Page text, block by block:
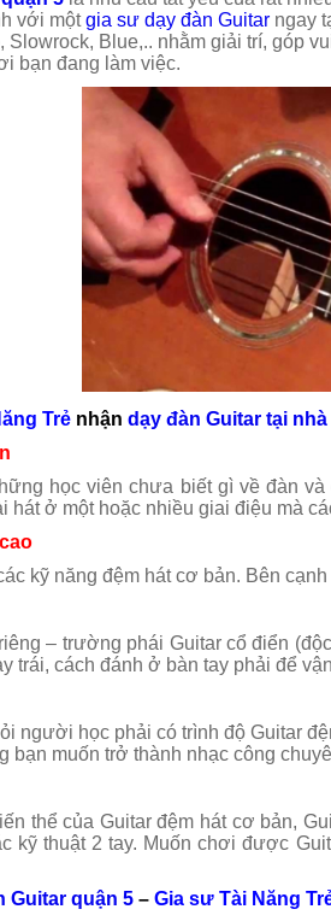
với mộtgia sư dạy đàn Guitarngay
Slowrock, Blue,.. nhằm giải trí, góp
bạn đang làm việc.
Trẻnhận dạy đàn Guitar tại
học viên chưa biết gì về đàn
hát ở một hoặc nhiều giai điệu mà
kỹ năng đệm hát cơ bản. Bên
– trường phái Guitar cổ điển
trái, cách đánh ở bàn tay phải để
người học phải có trình độ Guitar
bạn muốn trở thành nhạc công
thể của Guitar đệm hát cơ bản,
kỹ thuật 2 tay. Muốn chơi được
Guitar quận 5– Gia sư Tài Năng